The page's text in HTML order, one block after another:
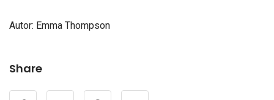
Autor: Emma Thompson
Share